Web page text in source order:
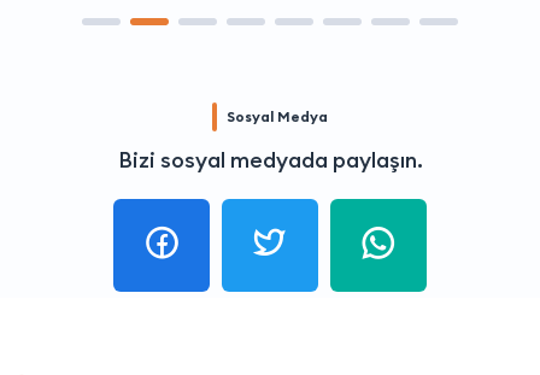
Sosyal Medya
Bizi sosyal medyada paylaşın.